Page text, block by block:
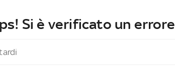
Si è verificato un errore